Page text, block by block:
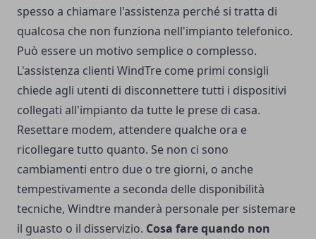
spesso a chiamare l'assistenza perché si tratta di
qualcosa che non funziona nell'impianto telefonico.
Può essere un motivo semplice o complesso.
L'assistenza clienti WindTre come primi consigli
chiede agli utenti di disconnettere tutti i dispositivi
collegati all'impianto da tutte le prese di casa.
Resettare modem, attendere qualche ora e
ricollegare tutto quanto. Se non ci sono
cambiamenti entro due o tre giorni, o anche
tempestivamente a seconda delle disponibilità
tecniche, Windtre manderà personale per sistemare
il guasto o il disservizio. Cosa fare quando non